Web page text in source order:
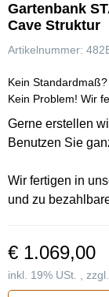
Gartenbank
Cave Struktur
Artikelnummer:
Kein Standardmaß?
Kein Problem! Wir
Gerne erstellen
Benutzen Sie
Wir fertigen in
und zu
€ 1.069,00
inkl. 19% USt. , zzgl.